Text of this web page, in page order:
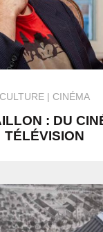
CULTURE CINÉMA
: DU
TÉLÉVISION